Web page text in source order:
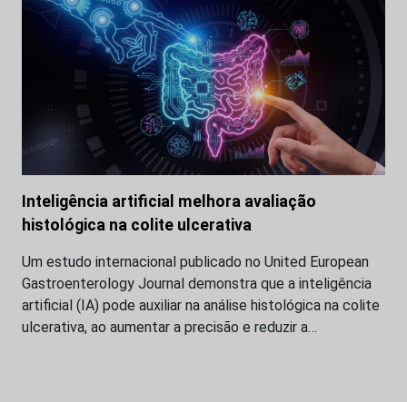
Inteligência artificial melhora avaliação
histológica na colite ulcerativa
Um estudo internacional publicado no United European
Gastroenterology Journal demonstra que a inteligência
artificial (IA) pode auxiliar na análise histológica na colite
ulcerativa, ao aumentar a precisão e reduzir a…